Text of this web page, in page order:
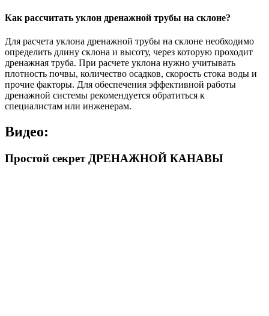
Как рассчитать уклон дренажной трубы на склоне?
Для расчета уклона дренажной трубы на склоне необходимо
определить длину склона и высоту, через которую проходит
дренажная труба. При расчете уклона нужно учитывать
плотность почвы, количество осадков, скорость стока воды и
прочие факторы. Для обеспечения эффективной работы
дренажной системы рекомендуется обратиться к
специалистам или инженерам.
Видео:
Простой секрет ДРЕНАЖНОЙ КАНАВЫ